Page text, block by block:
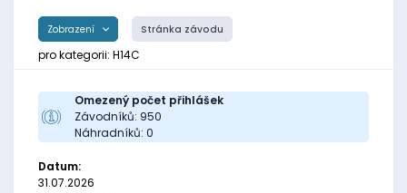
Zobrazení Stránka závodu
pro kategorii: H14C
Omezený počet přihlášek
Závodníků: 950
Náhradníků: 0
Datum:
31.07.2026